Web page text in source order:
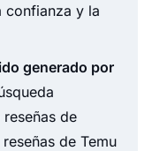
confianza y la
generado por
de
de Temu